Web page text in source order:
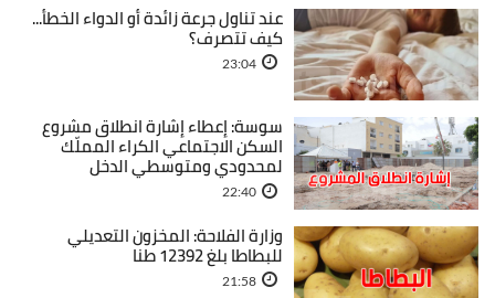
عند تناول جرعة زائدة أو الدواء الخطأ...
كيف تتصرف؟
23:04
سوسة: إعطاء إشارة انطلاق مشروع
السكن الاجتماعي الكراء المملّك
لمحدودي ومتوسطي الدخل
22:40
وزارة الفلاحة: المخزون التعديلي
للبطاطا بلغ 12392 طنا
21:58